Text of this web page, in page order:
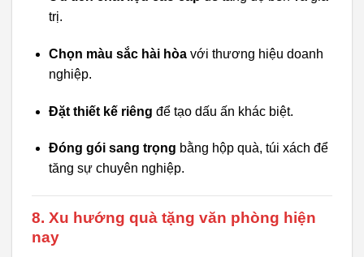
trị.
Chọn màu sắc hài hòavới thương hiệu doanh
nghiệp.
Đặt thiết kế riêng để tạo dấu ấn khác biệt.
Đóng gói sang trọng bằng hộp quà, túi xách để
tăng sự chuyên nghiệp.
8. Xu hướng quà tặng văn phòng hiện
nay